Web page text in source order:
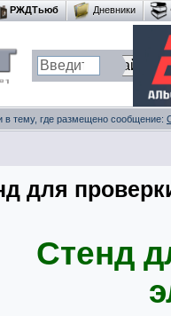
РЖДТьюб Дневники
в тему, где размещено сообщение:
для
Стенд